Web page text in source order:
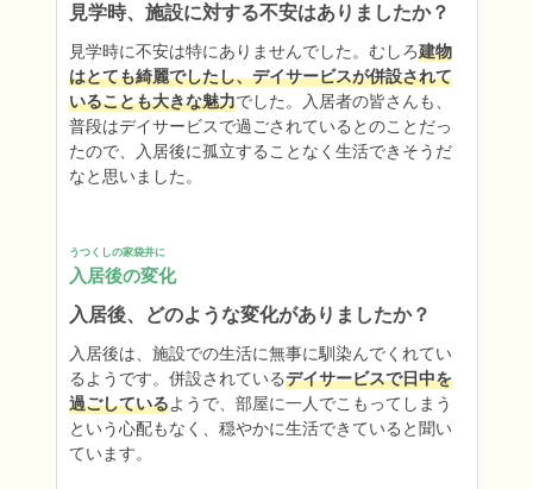
見学時、施設に対する不安はありましたか？
見学時に不安は特にありませんでした。むしろ建物
はとても綺麗でしたし、デイサービスが併設されて
いることも大きな魅力でした。入居者の皆さんも、
普段はデイサービスで過ごされているとのことだっ
たので、入居後に孤立することなく生活できそうだ
なと思いました。
うつくしの家袋井に
入居後の変化
入居後、どのような変化がありましたか？
入居後は、施設での生活に無事に馴染んでくれてい
るようです。併設されているデイサービスで日中を
過ごしているようで、部屋に一人でこもってしまう
という心配もなく、穏やかに生活できていると聞い
ています。